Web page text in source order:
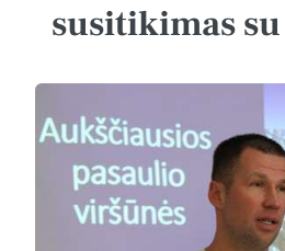
susitikimas